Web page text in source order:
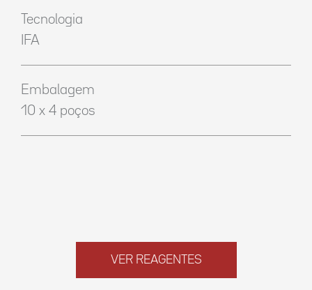
Tecnologia
IFA
Embalagem
10 x 4 poços
VER REAGENTES